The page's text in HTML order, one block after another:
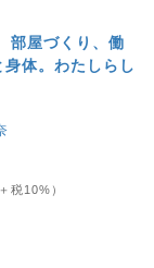
部屋づくり、働
体。わたしらし
税10%）